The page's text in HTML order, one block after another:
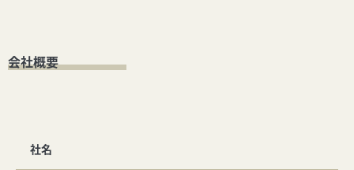
会社概要
社名